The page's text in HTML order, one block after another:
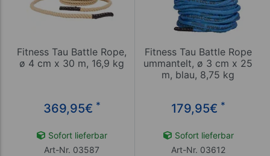
Fitness Tau Battle Rope,
ø 4 cm x 30 m, 16,9 kg
369,95€ *
Sofort lieferbar
Art-Nr. 03587
Fitness Tau Battle Rope
ummantelt, ø 3 cm x 25
m, blau, 8,75 kg
179,95€ *
Sofort lieferbar
Art-Nr. 03612